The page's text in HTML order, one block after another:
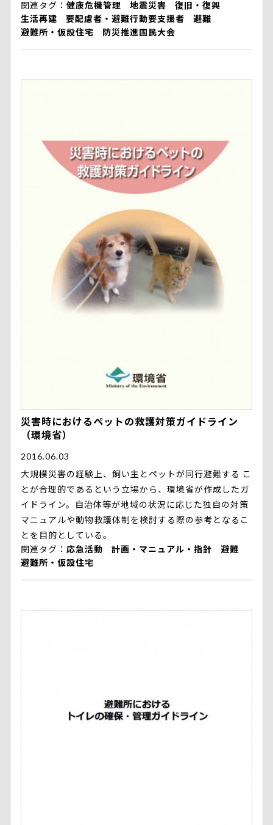
関連タグ 健康危機管理 地震災害
復旧・復興
生活再建
要配慮者・避難行動要支援者
避難
避難所・仮設住宅
防災推進国民大会
災害時におけるペットの救護対策ガイドライン
（環境省）
2016.06.03
大規模災害の経験上、飼い主とペットが同行避難する こ
とが合理的であるという立場から、環境省が作成したガ
イドライン。自治体等が地域の状況に応じた独自の対策
マニュアルや動物救護体制を検討する際の参考となるこ
とを目的としている。
関連タグ
応急活動 計画・マニュアル・指針
避難
避難所・仮設住宅